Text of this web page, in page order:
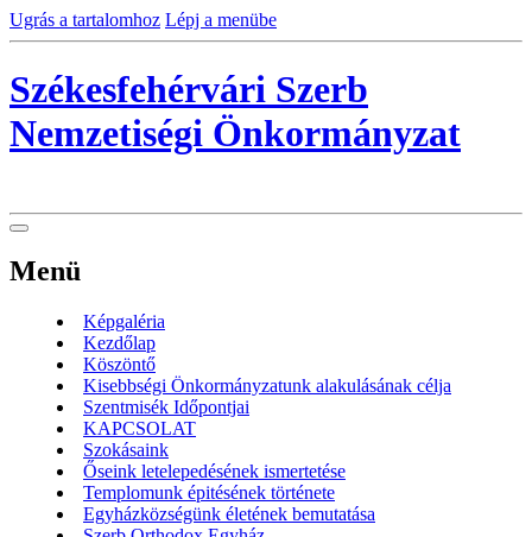
Ugrás a tartalomhoz Lépj a menübe
Székesfehérvári Szerb
Nemzetiségi Önkormányzat
Menü
Képgaléria
Kezdőlap
Köszöntő
Kisebbségi Önkormányzatunk alakulásának célja
Szentmisék Időpontjai
KAPCSOLAT
Szokásaink
Őseink letelepedésének ismertetése
Templomunk épitésének története
Egyházközségünk életének bemutatása